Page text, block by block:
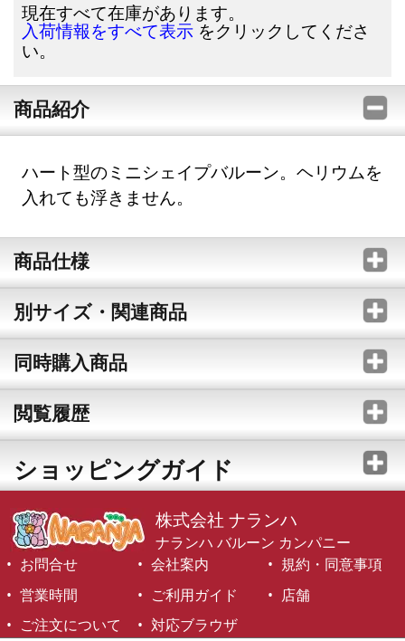
現在すべて在庫があります。
入荷情報をすべて表示 をクリックしてくださ
い。
商品紹介
ハート型のミニシェイプバルーン。ヘリウムを
入れても浮きません。
商品仕様
別サイズ・関連商品
同時購入商品
閲覧履歴
ショッピングガイド
株式会社 ナランハ
ナランハ バルーン カンパニー
お問合せ
会社案内
規約・同意事項
営業時間
ご利用ガイド
店舗
ご注文について
対応ブラウザ